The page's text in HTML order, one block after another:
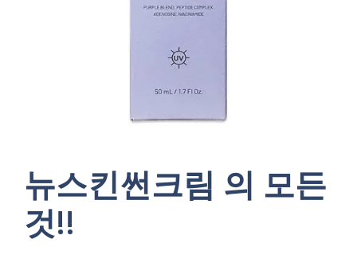
뉴스킨썬크림 의 모든
것!!